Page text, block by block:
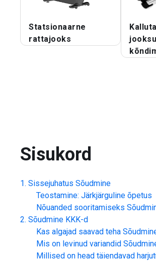
Statsionaarne
rattajooks
Sisukord
Sissejuhatus Sõudmine
Teostamine: Järkjärguline õpetus
Nõuanded sooritamiseks
Sõudmine KKK-d
Kas algajad saavad teha
Mis on levinud variandid
Millised on head täiendavad